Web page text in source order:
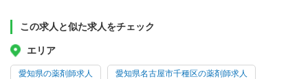
この求人と似た求人をチェック
エリア
愛知県の薬剤師求人 愛知県名古屋市千種区の薬剤師求人